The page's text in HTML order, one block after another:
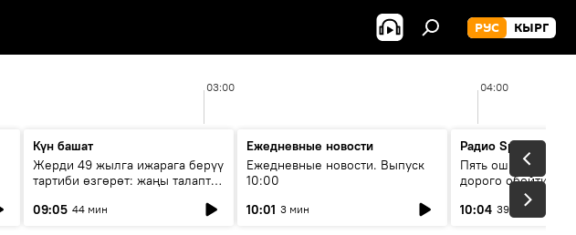
РУС КЫРГ
03:00 04:00
Күн башат
Жерди 49 жылга ижарага берүү
тартиби өзгөрөт: жаңы талаптар
09:05 44 мин
Ежедневные новости
Ежедневные новости. Выпуск
10:00
10:01 3 мин
Радио Sputnik
Пять ошибок
дорого обойтись
10:04 39 мин